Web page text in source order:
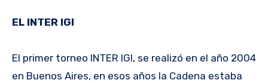
EL INTER IGI
El primer torneo INTER IGI, se realizó en el año 2004
en Buenos Aires, en esos años la Cadena estaba